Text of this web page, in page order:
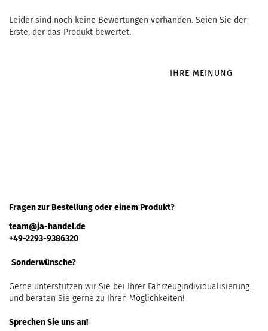
Leider sind noch keine Bewertungen vorhanden. Seien Sie der
Erste, der das Produkt bewertet.
IHRE MEINUNG
Fragen zur Bestellung oder einem Produkt?
team@ja-handel.de
+49-2293-9386320
Sonderwünsche?
Gerne unterstützen wir Sie bei Ihrer Fahrzeugindividualisierung
und beraten Sie gerne zu Ihren Möglichkeiten!
Sprechen Sie uns an!